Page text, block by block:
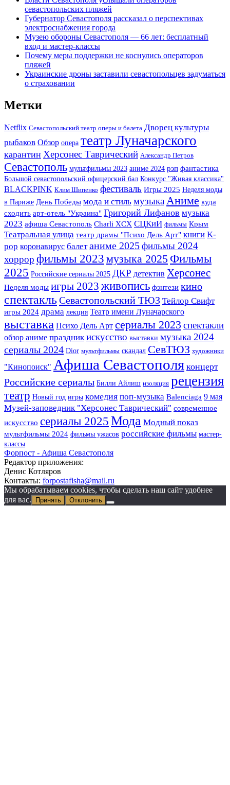
севастопольских пляжей
Губернатор Севастополя рассказал о перспективах
электроснабжения города
Музею обороны Севастополя — 66 лет: бесплатный
вход и мастер-классы
Почему меры поддержки не коснулись операторов
пляжей
Украинские дроны заставили севастопольцев задуматься
о страховании
Метки
Netflix Севастопольский театр оперы и балета Дворец культуры
рыбаков Обзор опера театр Луначарского
карантин Херсонес Таврический Александр Петров
Севастополь мультфильмы 2023 аниме 2024 рэп фантастика
Большой севастопольский офицерский бал Конкурс "Живая классика"
BLACKPINK Клим Шипенко фестиваль Игры 2025 Неделя моды
в Париже День Победы мода и стиль музыка Аниме куда
сходить арт-отель "Украина" Григорий Лифанов музыка
2023 афиша Севастополь Charli XCX СЦКиИ фильмы Крым
Театральная улица театр драмы "Психо Дель Арт" книги K-
pop коронавирус балет аниме 2025фильмы 2024
хоррор фильмы 2023 музыка 2025 Фильмы
2025 Российские сериалы 2025 ДКР детектив Херсонес
Неделя моды игры 2023 живопись фэнтези кино
спектакльСевастопольский ТЮЗ Тейлор Свифт
игры 2024 драма лекция Театр имени Луначарского
выставка Психо Дель Арт сериалы 2023 спектакли
обзор аниме праздник искусство выставки музыка 2024
сериалы 2024 Dior мультфильмы скандал СевТЮЗ художники
"Кинопоиск" Афиша Севастополя концерт
Российские сериалы Билли Айлиш изоляция рецензия
театр Новый год игры комедия поп-музыка Balenciaga 9 мая
Музей-заповедник "Херсонес Таврический" современное
искусство сериалы 2025Мода Модный показ
мультфильмы 2024 фильмы ужасов российские фильмы мастер-
классы
Форпост - Афиша Севастополя
Редактор приложения:
Денис Котляров
Контакты: forpostafisha@mail.ru
Мы обрабатываем cookies, чтобы сделать наш сайт удобнее
для вас.
Принять Отклонить